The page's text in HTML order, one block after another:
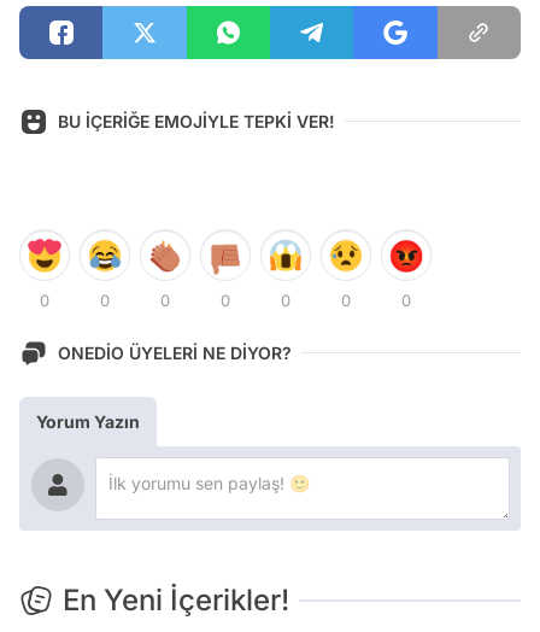
BU İÇERİĞE EMOJİYLE TEPKİ VER!
0 0 0 0 0 0 0
ONEDİO ÜYELERİ NE DİYOR?
Yorum Yazın
En Yeni İçerikler!